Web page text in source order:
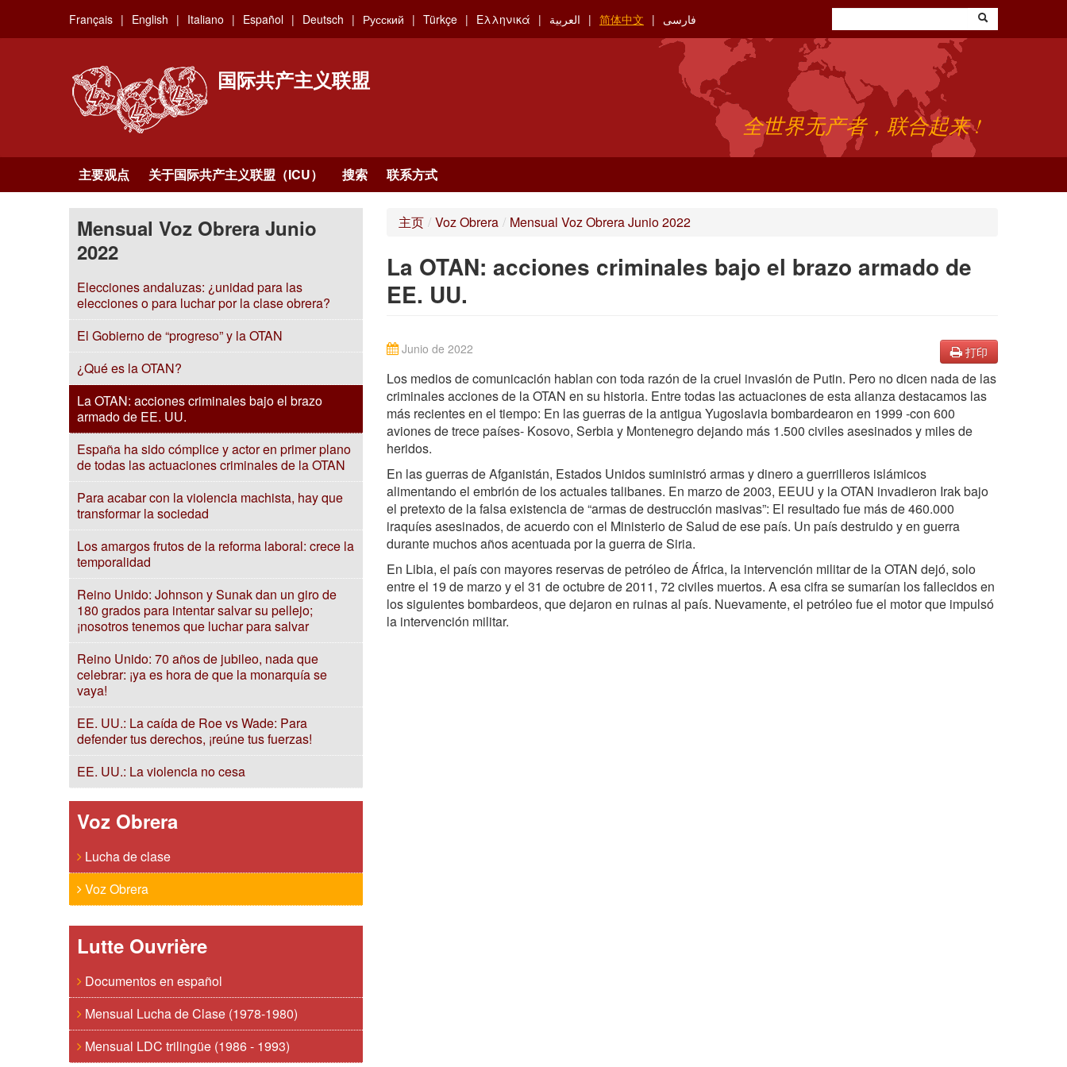
main
Français English Italiano Español Deutsch Русский Türkçe Ελληνικά العربية 简体中文 فارسی
国际共产主义联盟
全世界无产者，联合起来 !
主要观点 关于国际共产主义联盟（ICU） 搜索 联系方式
Mensual Voz Obrera Junio
2022
Elecciones andaluzas: ¿unidad para las
elecciones o para luchar por la clase obrera?
El Gobierno de “progreso” y la OTAN
¿Qué es la OTAN?
La OTAN: acciones criminales bajo el brazo
armado de EE. UU.
España ha sido cómplice y actor en primer plano
de todas las actuaciones criminales de la OTAN
Para acabar con la violencia machista, hay que
transformar la sociedad
Los amargos frutos de la reforma laboral: crece la
temporalidad
Reino Unido: Johnson y Sunak dan un giro de
180 grados para intentar salvar su pellejo;
¡nosotros tenemos que luchar para salvar
Reino Unido: 70 años de jubileo, nada que
celebrar: ¡ya es hora de que la monarquía se
vaya!
EE. UU.: La caída de Roe vs Wade: Para
defender tus derechos, ¡reúne tus fuerzas!
EE. UU.: La violencia no cesa
Voz Obrera
Lucha de clase
Voz Obrera
Lutte Ouvrière
Documentos en español
Mensual Lucha de Clase (1978-1980)
Mensual LDC trilingüe (1986 - 1993)
主页 / Voz Obrera / Mensual Voz Obrera Junio 2022
La OTAN: acciones criminales bajo el brazo armado de
EE. UU.
打印
Junio de 2022
Los medios de comunicación hablan con toda razón de la cruel invasión de Putin. Pero no dicen nada de las
criminales acciones de la OTAN en su historia. Entre todas las actuaciones de esta alianza destacamos las
más recientes en el tiempo: En las guerras de la antigua Yugoslavia bombardearon en 1999 -con 600
aviones de trece países- Kosovo, Serbia y Montenegro dejando más 1.500 civiles asesinados y miles de
heridos.
En las guerras de Afganistán, Estados Unidos suministró armas y dinero a guerrilleros islámicos
alimentando el embrión de los actuales talibanes. En marzo de 2003, EEUU y la OTAN invadieron Irak bajo
el pretexto de la falsa existencia de “armas de destrucción masivas”: El resultado fue más de 460.000
iraquíes asesinados, de acuerdo con el Ministerio de Salud de ese país. Un país destruido y en guerra
durante muchos años acentuada por la guerra de Siria.
En Libia, el país con mayores reservas de petróleo de África, la intervención militar de la OTAN dejó, solo
entre el 19 de marzo y el 31 de octubre de 2011, 72 civiles muertos. A esa cifra se sumarían los fallecidos en
los siguientes bombardeos, que dejaron en ruinas al país. Nuevamente, el petróleo fue el motor que impulsó
la intervención militar.